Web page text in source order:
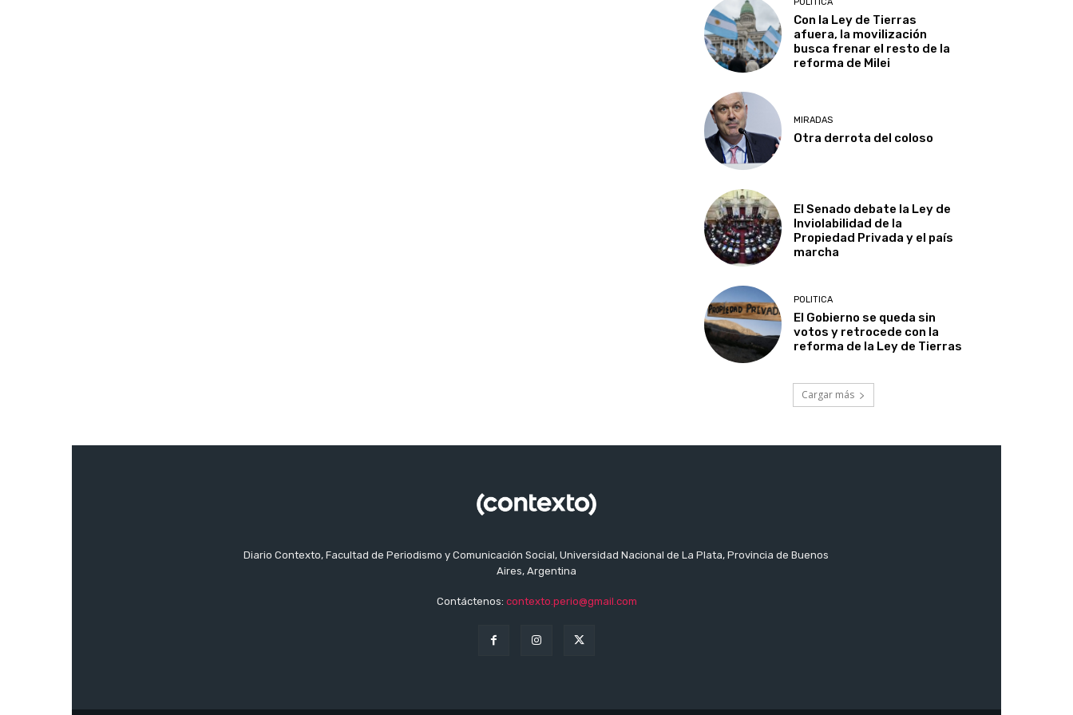
POLITICA
Con la Ley de Tierras
afuera, la movilización
busca frenar el resto de la
reforma de Milei
MIRADAS
Otra derrota del coloso
El Senado debate la Ley de
Inviolabilidad de la
Propiedad Privada y el país
marcha
POLITICA
El Gobierno se queda sin
votos y retrocede con la
reforma de la Ley de Tierras
Cargar más
Diario Contexto, Facultad de Periodismo y Comunicación Social, Universidad Nacional de La Plata, Provincia de Buenos
Aires, Argentina
Contáctenos: contexto.perio@gmail.com